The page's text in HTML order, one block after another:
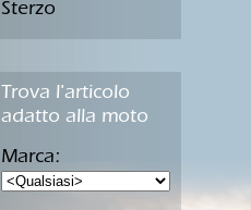
Sterzo
Trova l'articolo
adatto alla moto
Marca: